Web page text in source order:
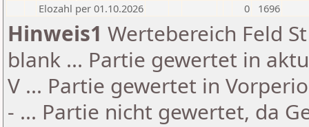
Elozahl per 01.10.2026
0 1696
Hinweis1 Wertebereich Feld
blank ... Partie gewertet in
V ... Partie gewertet in
- ... Partie nicht gewertet, da